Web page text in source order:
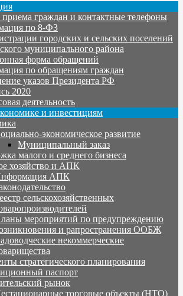
граждан и контактные телефоны
по 8-ФЗ
городских и сельских поселений
муниципального района
форма обращений
по обращениям граждан
указов Президента РФ
2020
деятельность
и инвестициям
экономическое развитие
Муниципальный заказ
малого и среднего бизнеса
хозяйство и АПК
АПК
сельскохозяйственных
мероприятий по предупреждению
и рапространения ООБЖ
некоммерческие
стратегического планирования
паспорт
рынок
торговые объекты (НТО)